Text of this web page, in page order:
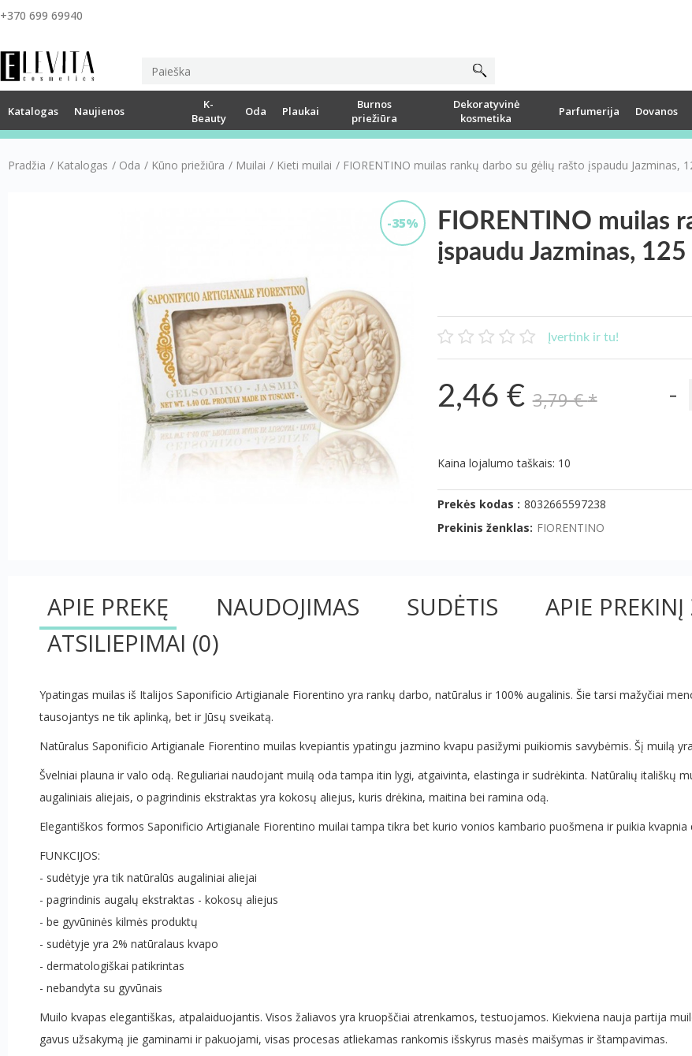
+370 699 69940
Katalogas Naujienos
K-
Beauty
Oda Plaukai
Burnos
priežiūra
Dekoratyvinė
kosmetika
Parfumerija Dovanos
Pradžia / Katalogas / Oda / Kūno priežiūra / Muilai / Kieti muilai / FIORENTINO muilas rankų darbo su gėlių rašto įspaudu Jazminas,
-35%
FIORENTINO muilas
įspaudu Jazminas, 125
Įvertink ir tu!
2,46 € 3,79 €* -
Kaina lojalumo taškais: 10
Prekės kodas : 8032665597238
Prekinis ženklas: FIORENTINO
APIE PREKĘ NAUDOJIMAS SUDĖTIS
APIE
ATSILIEPIMAI (0)
Ypatingas muilas iš Italijos Saponificio Artigianale Fiorentino yra rankų darbo, natūralus ir 100% augalinis. Šie tarsi mažyčiai
tausojantys ne tik aplinką, bet ir Jūsų sveikatą.
Natūralus Saponificio Artigianale Fiorentino muilas kvepiantis ypatingu jazmino kvapu pasižymi puikiomis savybėmis. Šį muilą
Švelniai plauna ir valo odą. Reguliariai naudojant muilą oda tampa itin lygi, atgaivinta, elastinga ir sudrėkinta. Natūralių itališkų
augaliniais aliejais, o pagrindinis ekstraktas yra kokosų aliejus, kuris drėkina, maitina bei ramina odą.
Elegantiškos formos Saponificio Artigianale Fiorentino muilai tampa tikra bet kurio vonios kambario puošmena ir puikia
FUNKCIJOS:
- sudėtyje yra tik natūralūs augaliniai aliejai
- pagrindinis augalų ekstraktas - kokosų aliejus
- be gyvūninės kilmės produktų
- sudėtyje yra 2% natūralaus kvapo
- dermatologiškai patikrintas
- nebandyta su gyvūnais
Muilo kvapas elegantiškas, atpalaiduojantis. Visos žaliavos yra kruopščiai atrenkamos, testuojamos. Kiekviena nauja partija
gavus užsakymą jie gaminami ir pakuojami, visas procesas atliekamas rankomis išskyrus masės maišymas ir štampavimas.